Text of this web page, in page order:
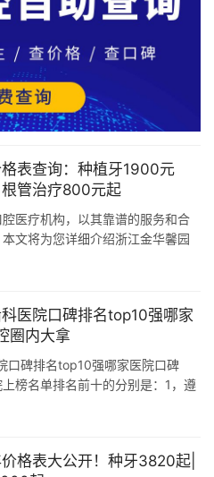
表查询：种植牙1900元
管治疗800元起
医疗机构，以其靠谱的服务和合
文将为您详细介绍浙江金华馨园
医院口碑排名top10强哪家
圈内大拿
口碑排名top10强哪家医院口碑
榜名单排名前十的分别是：1，遵
格表大公开！种牙3820起|